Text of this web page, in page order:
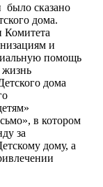
было сказано
дома.
Комитета
и
помощь
жизнь
дома
в котором
за
дому, а